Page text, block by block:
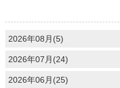
2026年08月(5)
2026年07月(24)
2026年06月(25)